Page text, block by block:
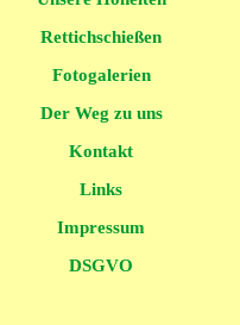
Rettichschießen
Fotogalerien
Der Weg zu uns
Kontakt
Links
Impressum
DSGVO